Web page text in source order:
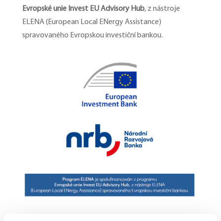
Evropské unie Invest EU Advisory Hub, z nástroje
ELENA (European Local ENergy Assistance)
spravovaného Evropskou investiční bankou.